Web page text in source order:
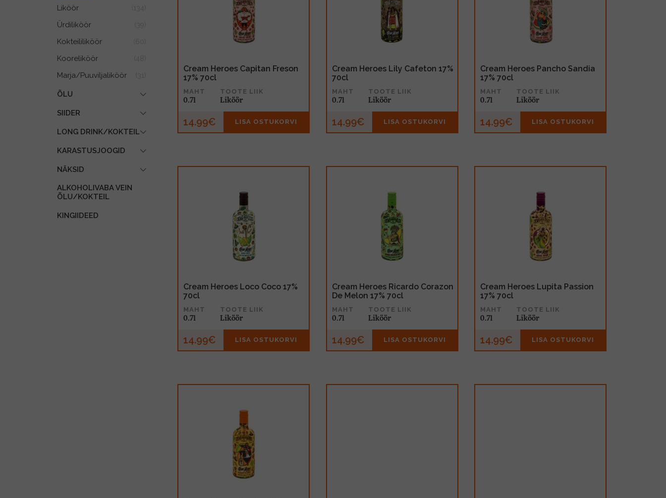
Liköör
Ürdiliköör
Kokteililiköör
Kooreliköör
Marja/Puuviljaliköör
ÕLU
SIIDER
LONG DRINK/KOKTEIL
KARASTUSJOOGID
NÄKSID
ALKOHOLIVABA VEIN
ÕLU/KOKTEIL
KINGIIDEED
Cream Heroes Capitan Freson
17% 70cl
MAHT
0.7l
TOOTE LIIK
Liköör
14.99€ LISA OSTUKORVI
Cream Heroes Lily Cafeton 17%
70cl
MAHT
0.7l
TOOTE LIIK
Liköör
14.99€ LISA OSTUKORVI
Cream Heroes Pancho Sandia
17% 70cl
MAHT
0.7l
TOOTE LIIK
Liköör
14.99€ LISA OSTUKORVI
Cream Heroes Loco Coco 17%
70cl
MAHT
0.7l
TOOTE LIIK
Liköör
14.99€ LISA OSTUKORVI
Cream Heroes Ricardo Corazon
De Melon 17% 70cl
MAHT
0.7l
TOOTE LIIK
Liköör
14.99€ LISA OSTUKORVI
Cream Heroes Lupita Passion
17% 70cl
MAHT
0.7l
TOOTE LIIK
Liköör
14.99€ LISA OSTUKORVI